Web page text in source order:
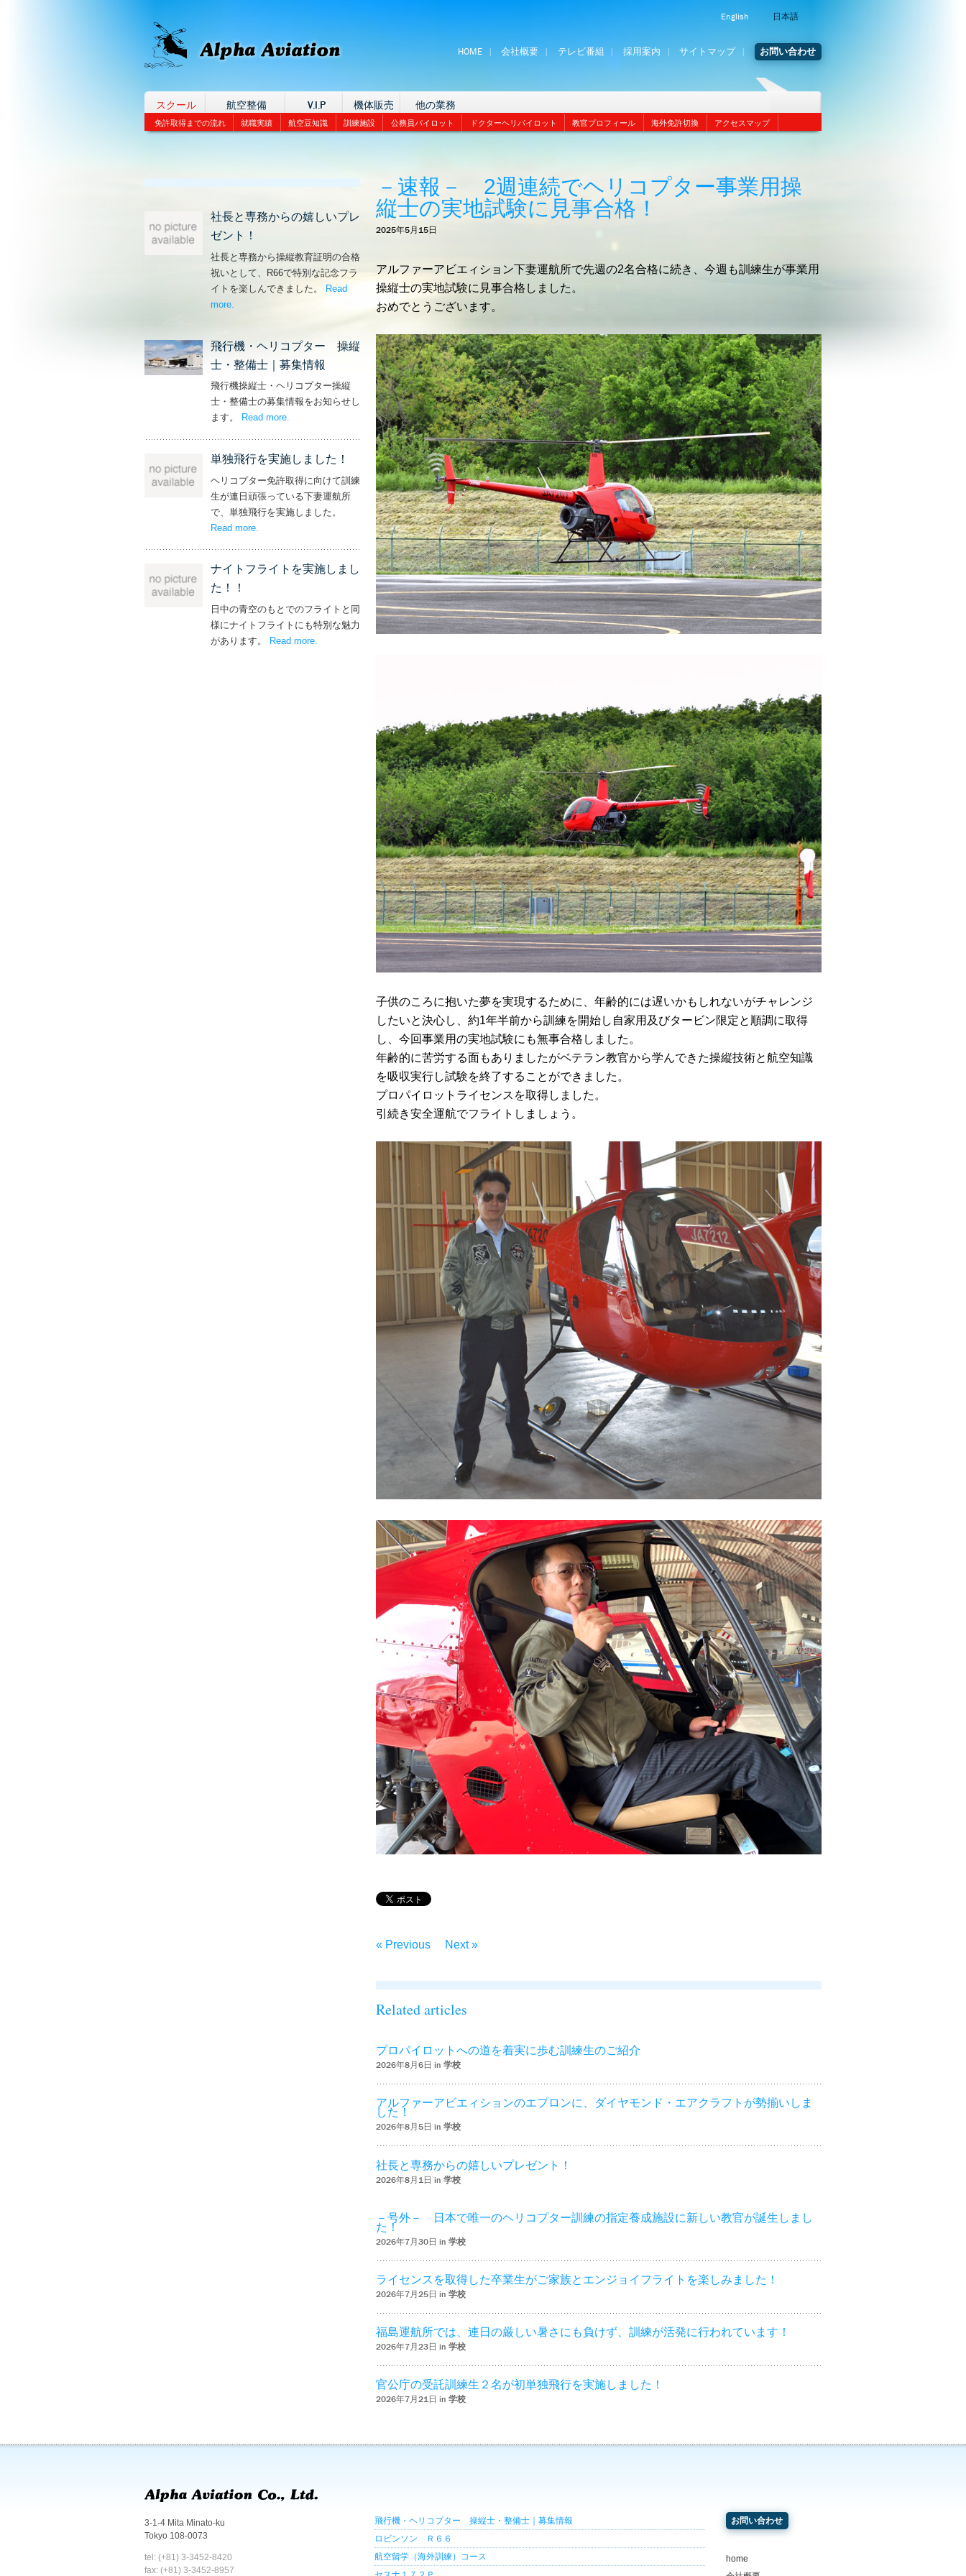
English 日本語
HOME 会社概要 テレビ番組 採用案内 サイトマップ お問い合わせ
スクール 航空整備 V.I.P 機体販売 他の業務
免許取得までの流れ 就職実績 航空豆知識 訓練施設 公務員パイロット ドクターヘリパイロット 教官プロフィール 海外免許切換 アクセスマップ
－速報－ 2週連続でヘリコプター事業用操
縦士の実地試験に見事合格！
2025年5月15日
アルファーアビエィション下妻運航所で先週の2名合格に続き、今週も訓練生が事業用
操縦士の実地試験に見事合格しました。
おめでとうございます。
子供のころに抱いた夢を実現するために、年齢的には遅いかもしれないがチャレンジ
したいと決心し、約1年半前から訓練を開始し自家用及びタービン限定と順調に取得
し、今回事業用の実地試験にも無事合格しました。
年齢的に苦労する面もありましたがベテラン教官から学んできた操縦技術と航空知識
を吸収実行し試験を終了することができました。
プロパイロットライセンスを取得しました。
引続き安全運航でフライトしましょう。
« Previous Next »
社長と専務からの嬉しいプレ
ゼント！
社長と専務から操縦教育証明の合格
祝いとして、R66で特別な記念フラ
イトを楽しんできました。
Read
more – ‘社長と専務からの嬉しいプレゼント！’
飛行機・ヘリコプター 操縦
士・整備士｜募集情報
飛行機操縦士・ヘリコプター操縦
士・整備士の募集情報をお知らせし
ます。
Read more– ‘飛行機・ヘリコプター 操縦士・整備士｜募集情報’
.
単独飛行を実施しました！
ヘリコプター免許取得に向けて訓練
生が連日頑張っている下妻運航所
で、単独飛行を実施しました。
Read more – ‘単独飛行を実施しました！’
ナイトフライトを実施しまし
た！！
日中の青空のもとでのフライトと同
様にナイトフライトにも特別な魅力
があります。
Read more– ‘ナイトフライトを実施しました！！’
.
Related articles
プロパイロットへの道を着実に歩む訓練生のご紹介
2026年8月6日 in 学校
アルファーアビエィションのエプロンに、ダイヤモンド・エアクラフトが勢揃いしま
した！
2026年8月5日 in 学校
社長と専務からの嬉しいプレゼント！
2026年8月1日 in 学校
－号外－ 日本で唯一のヘリコプター訓練の指定養成施設に新しい教官が誕生しまし
た！
2026年7月30日 in 学校
ライセンスを取得した卒業生がご家族とエンジョイフライトを楽しみました！
2026年7月25日 in 学校
福島運航所では、連日の厳しい暑さにも負けず、訓練が活発に行われています！
2026年7月23日 in 学校
官公庁の受託訓練生２名が初単独飛行を実施しました！
2026年7月21日 in 学校
3-1-4 Mita Minato-ku
Tokyo 108-0073
tel: (+81) 3-3452-8420
fax: (+81) 3-3452-8957
飛行機・ヘリコプター 操縦士・整備士｜募集情報
ロビンソン Ｒ６６
航空留学（海外訓練）コース
お問い合わせ
home